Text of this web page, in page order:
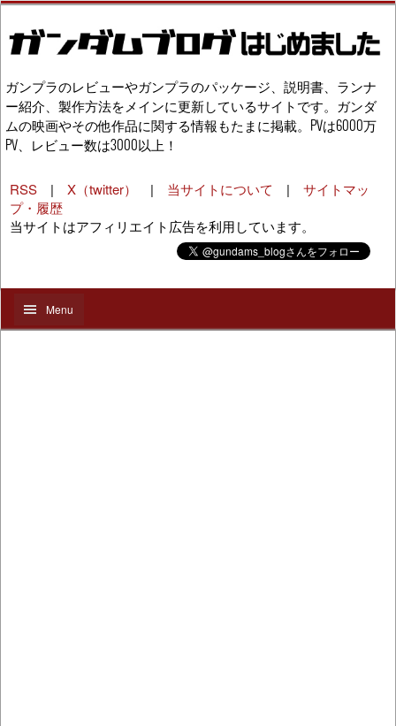
ガンプラのレビューやガンプラのパッケージ、説明書、ランナ
ー紹介、製作方法をメインに更新しているサイトです。ガンダ
ムの映画やその他作品に関する情報もたまに掲載。PVは6000万
PV、レビュー数は3000以上！
RSS | X（twitter） | 当サイトについて | サイトマッ
プ・履歴
当サイトはアフィリエイト広告を利用しています。
Menu